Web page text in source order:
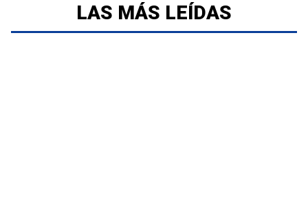
LAS MÁS LEÍDAS